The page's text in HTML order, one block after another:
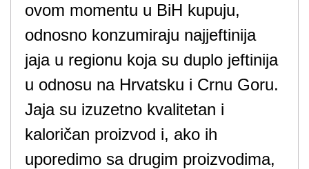
ovom momentu u BiH kupuju,
odnosno konzumiraju najjeftinija
jaja u regionu koja su duplo jeftinija
u odnosu na Hrvatsku i Crnu Goru.
Jaja su izuzetno kvalitetan i
kaloričan proizvod i, ako ih
uporedimo sa drugim proizvodima,